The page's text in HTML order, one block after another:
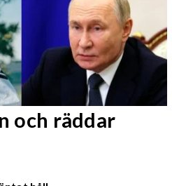
och räddar